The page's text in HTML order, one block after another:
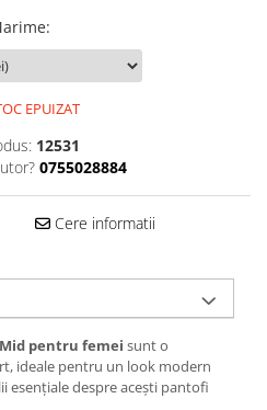
:
EPUIZAT
12531
0755028884
Cere informatii
pentru femei sunt o
ideale pentru un look modern
esențiale despre acești pantofi